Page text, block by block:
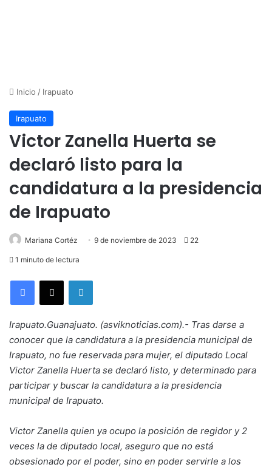
Inicio / Irapuato
Irapuato
Victor Zanella Huerta se
declaró listo para la
candidatura a la presidencia
de Irapuato
Mariana Cortéz 9 de noviembre de 2023 22
1 minuto de lectura
LinkedIn
Irapuato.Guanajuato. (asviknoticias.com).- Tras darse a
conocer que la candidatura a la presidencia municipal de
Irapuato, no fue reservada para mujer, el diputado Local
Victor Zanella Huerta se declaró listo, y determinado para
participar y buscar la candidatura a la presidencia
municipal de Irapuato.
Victor Zanella quien ya ocupo la posición de regidor y 2
veces la de diputado local, aseguro que no está
obsesionado por el poder, sino en poder servirle a los